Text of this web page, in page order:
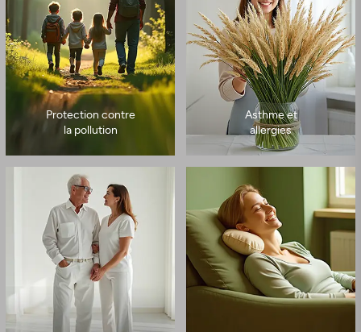
Protection contre
la pollution
Asthme et
allergies